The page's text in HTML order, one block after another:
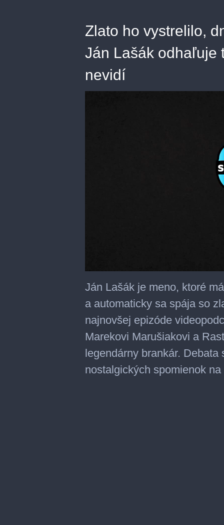
Zlato ho vystrelilo,
Ján Lašák odhaľuje
nevidí
seconds
of
minutes,
seconds
Ján Lašák je meno, ktoré
a automaticky sa spája so
najnovšej epizóde
Marekovi Marušiakovi a
legendárny brankár.
nostalgických spomienok